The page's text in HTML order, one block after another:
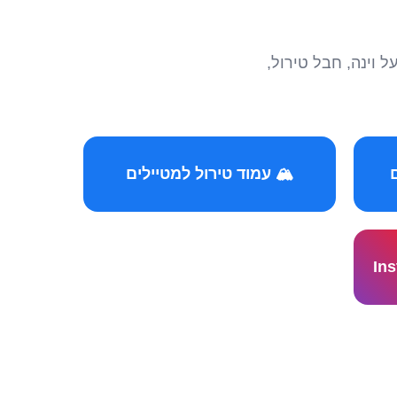
וינה, חבל טירול,
🏔️ עמוד טירול למטיילים